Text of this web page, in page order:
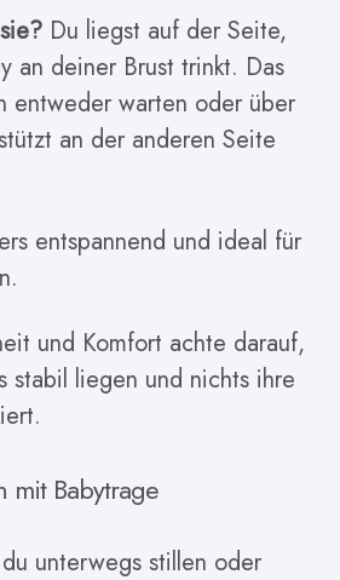
Du liegst auf der Seite,
an deiner Brust trinkt. Das
entweder warten oder über
an der anderen Seite
entspannend und ideal für
und Komfort achte darauf,
stabil liegen und nichts ihre
mit Babytrage
unterwegs stillen oder